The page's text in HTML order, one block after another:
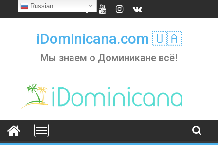
to
iDominicana.com 🇺🇦
Мы знаем о Доминикане всё!
Russian